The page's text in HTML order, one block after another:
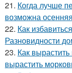
21. Когда лучше
возможна
22. Как
Разновидности
23. Как
вырастить